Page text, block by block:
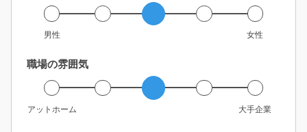
男性 女性
職場の雰囲気
アットホーム 大手企業